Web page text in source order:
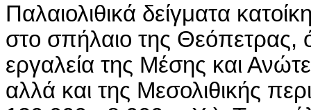
Παλαιολιθικά δείγματα
στο σπήλαιο της Θεόπετρας,
εργαλεία της Μέσης και
αλλά και της Μεσολιθικής